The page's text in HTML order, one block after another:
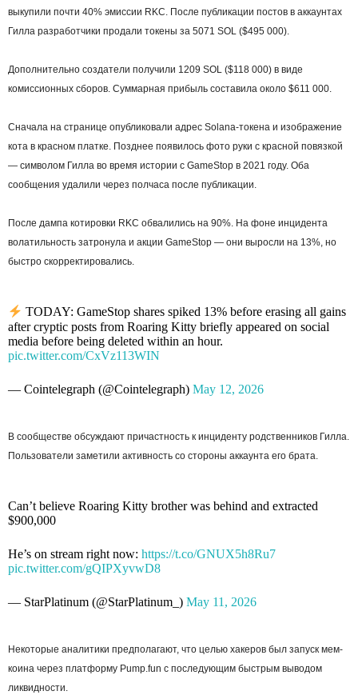
выкупили почти 40% эмиссии RKC. После публикации постов в аккаунтах
Гилла разработчики продали токены за 5071 SOL ($495 000).
Дополнительно создатели получили 1209 SOL ($118 000) в виде
комиссионных сборов. Суммарная прибыль составила около $611 000.
Сначала на странице опубликовали адрес Solana-токена и изображение
кота в красном платке. Позднее появилось фото руки с красной повязкой
— символом Гилла во время истории с GameStop в 2021 году. Оба
сообщения удалили через полчаса после публикации.
После дампа котировки RKC обвалились на 90%. На фоне инцидента
волатильность затронула и акции GameStop — они выросли на 13%, но
быстро скорректировались.
TODAY: GameStop shares spiked 13% before erasing all gains
after cryptic posts from Roaring Kitty briefly appeared on social
media before being deleted within an hour.
pic.twitter.com/CxVz113WIN
— Cointelegraph (@Cointelegraph) May 12, 2026
В сообществе обсуждают причастность к инциденту родственников Гилла.
Пользователи заметили активность со стороны аккаунта его брата.
Can’t believe Roaring Kitty brother was behind and extracted
$900,000
He’s on stream right now: https://t.co/GNUX5h8Ru7
pic.twitter.com/gQIPXyvwD8
— StarPlatinum (@StarPlatinum_) May 11, 2026
Некоторые аналитики предполагают, что целью хакеров был запуск мем-
коина через платформу Pump.fun с последующим быстрым выводом
ликвидности.